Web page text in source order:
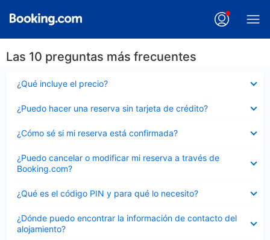
Las 10 preguntas más frecuentes
¿Qué incluye el precio?
cerrado
¿Puedo hacer una reserva sin tarjeta de crédito?
cerrado
¿Cómo sé si mi reserva está confirmada?
cerrado
¿Puedo cancelar o modificar mi reserva a través de
Booking.com?
cerrado
¿Qué es el código PIN y para qué lo necesito?
cerrado
¿Dónde puedo encontrar la información de contacto del
alojamiento?
cerrado